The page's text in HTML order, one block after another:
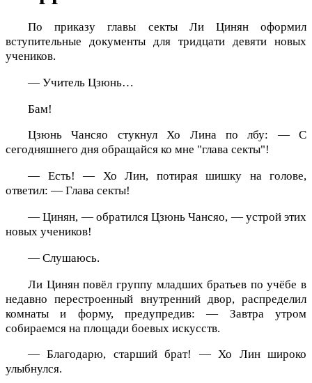
По приказу главы секты Ли Цинян оформил
вступительные документы для тридцати девяти новых
учеников.
— Учитель Цзюнь…
Бам!
Цзюнь Чансяо стукнул Хо Лина по лбу: — С
сегодняшнего дня обращайся ко мне "глава секты"!
— Есть! — Хо Лин, потирая шишку на голове,
ответил: — Глава секты!
— Цинян, — обратился Цзюнь Чансяо, — устрой этих
новых учеников!
— Слушаюсь.
Ли Цинян повёл группу младших братьев по учёбе в
недавно перестроенный внутренний двор, распределил
комнаты и форму, предупредив: — Завтра утром
собираемся на площади боевых искусств.
— Благодарю, старший брат! — Хо Лин широко
улыбнулся.